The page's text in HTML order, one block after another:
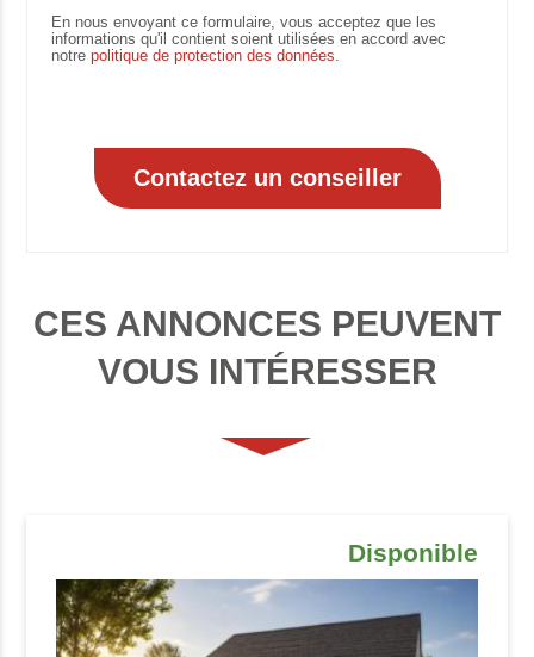
En nous envoyant ce formulaire, vous acceptez que les
informations qu'il contient soient utilisées en accord avec
notrepolitique de protection des données.
CES ANNONCES PEUVENT
VOUS INTÉRESSER
Disponible